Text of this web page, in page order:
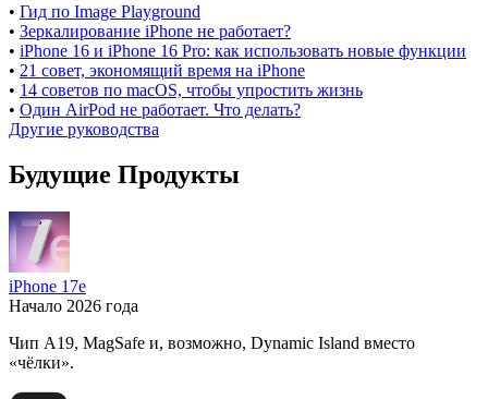
• Гид по Image Playground
• Зеркалирование iPhone не работает?
• iPhone 16 и iPhone 16 Pro: как использовать новые функции
• 21 совет, экономящий время на iPhone
• 14 советов по macOS, чтобы упростить жизнь
• Один AirPod не работает. Что делать?
Другие руководства
Будущие Продукты
iPhone 17e
Начало 2026 года
Чип A19, MagSafe и, возможно, Dynamic Island вместо
«чёлки».